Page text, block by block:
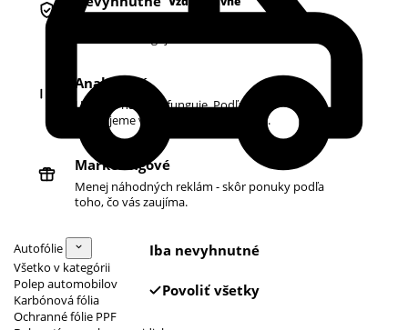
Autofólie
Všetko v kategórii
Polep automobilov
Karbónová fólia
Ochranné fólie PPF
Analytické
Ukazujú nám, čo funguje. Podľa toho
zlepšujeme vyhľadávanie aj ponuku.
Marketingové
Menej náhodných reklám - skôr ponuky podľa
toho, čo vás zaujíma.
Iba nevyhnutné
Povoliť všetky